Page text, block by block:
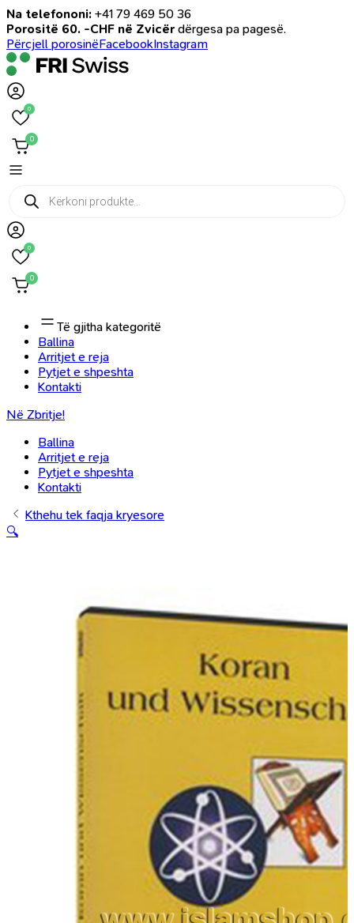
Na telefononi: +41 79 469 50 36
Porositë 60. -CHF në Zvicër dërgesa pa pagesë.
Përcjell porosinëFacebookInstagram
0
0
Products
search
0
0
Të gjitha kategoritë
Ballina
Arritjet e reja
Pytjet e shpeshta
Kontakti
Në Zbritje!
Ballina
Arritjet e reja
Pytjet e shpeshta
Kontakti
Kthehu tek faqja kryesore
🔍